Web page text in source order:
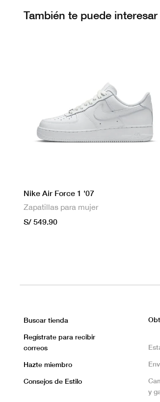
También te puede interesar
Nike Air Force 1 '07
Zapatillas para mujer
S/ 549.90
Buscar tienda
Regístrate para recibir
correos
Hazte miembro
Consejos de Estilo
y